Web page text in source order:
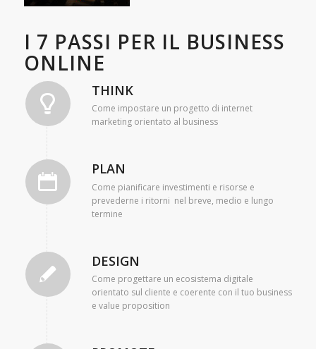
I 7 PASSI PER IL BUSINESS
ONLINE
THINK
Come impostare un progetto di internet
marketing orientato al business
PLAN
Come pianificare investimenti e risorse e
prevederne i ritorni nel breve, medio e lungo
termine
DESIGN
Come progettare un ecosistema digitale
orientato sul cliente e coerente con il tuo business
e value proposition